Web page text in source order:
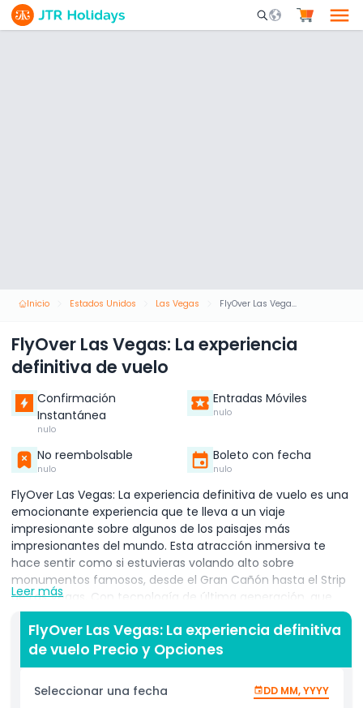
Mobile Search
Inicio Estados Unidos Las Vegas FlyOver Las Vegas: La experiencia definitiva de vuelo
FlyOver Las Vegas: La experiencia
definitiva de vuelo
Confirmación
Instantánea
nulo
Entradas Móviles
nulo
No reembolsable
nulo
Boleto con fecha
nulo
FlyOver Las Vegas: La experiencia definitiva de vuelo es una
emocionante experiencia que te lleva a un viaje
impresionante sobre algunos de los paisajes más
impresionantes del mundo. Esta atracción inmersiva te
hace sentir como si estuvieras volando alto sobre
monumentos famosos, desde el Gran Cañón hasta el Strip
de Las Vegas. Con tecnología de última generación, que
incluye asientos con movimiento, efectos de viento y
aromas, FlyOver Las Vegas crea una sensación de vuelo
realista que te dejará maravillado. Siente la emoción
mientras planeas sobre montañas, ríos y paisajes urbanos,
todo mientras disfrutas de un paseo suave y sin
interrupciones. La enorme pantalla curva y los
Leer más
FlyOver Las Vegas: La experiencia definitiva
de vuelo Precio y Opciones
Seleccionar una fecha DD MM, YYYY